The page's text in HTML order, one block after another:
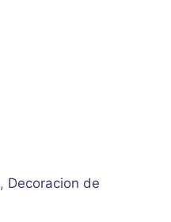
, Decoracion de